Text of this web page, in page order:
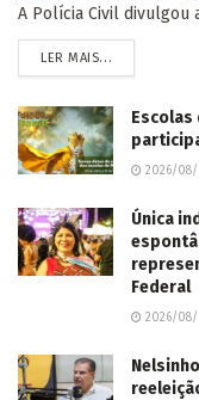
A Polícia Civil divulgou
LER MAIS...
Escolas
2026/
Única
Federal
2026/